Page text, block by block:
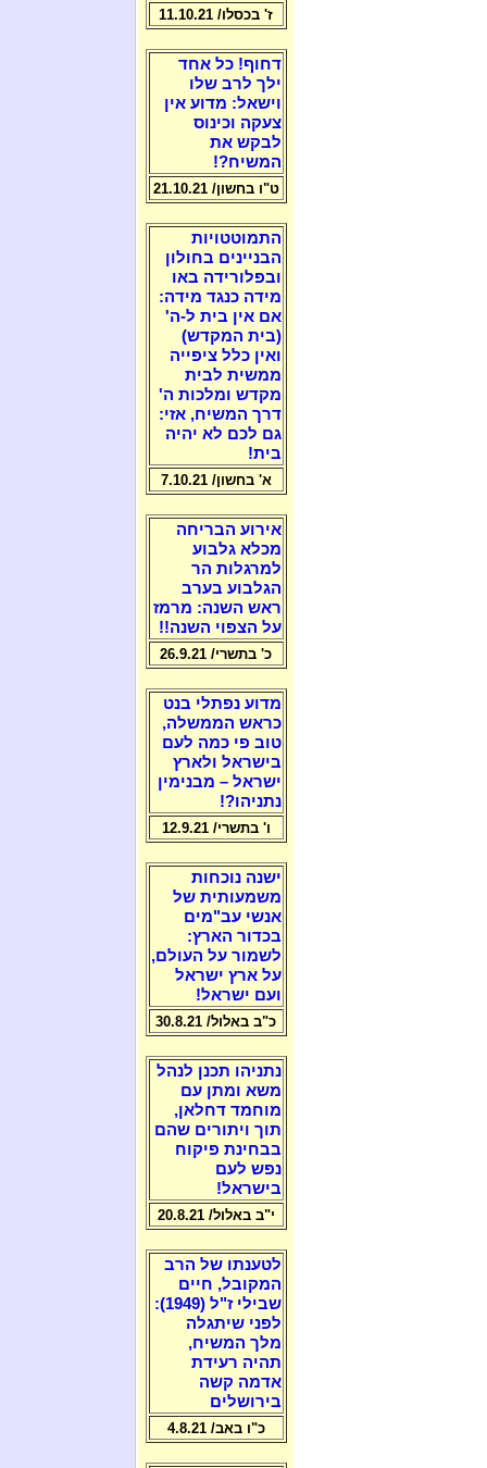
ז' בכסלו/ 11.10.21
דחוף! כל אחד
ילך לרב שלו
וישאל: מדוע אין
צעקה וכינוס
לבקש את
המשיח?!
ט"ו בחשון/ 21.10.21
התמוטטויות
הבניינים בחולון
ובפלורידה באו
מידה כנגד מידה:
אם אין בית ל-ה'
(בית המקדש)
ואין כלל ציפייה
ממשית לבית
מקדש ומלכות ה'
דרך המשיח, אזי:
גם לכם לא יהיה
בית!
א' בחשון/ 7.10.21
אירוע הבריחה
מכלא גלבוע
למרגלות הר
הגלבוע בערב
ראש השנה: מרמז
על הצפוי השנה!!
כ' בתשרי/ 26.9.21
מדוע נפתלי בנט
כראש הממשלה,
טוב פי כמה לעם
בישראל ולארץ
ישראל – מבנימין
נתניהו?!
ו' בתשרי/ 12.9.21
ישנה נוכחות
משמעותית של
אנשי עב"מים
בכדור הארץ:
לשמור על העולם,
על ארץ ישראל
ועם ישראל!
כ"ב באלול/ 30.8.21
נתניהו תכנן לנהל
משא ומתן עם
מוחמד דחלאן,
תוך ויתורים שהם
בבחינת פיקוח
נפש לעם
בישראל!
י"ב באלול/ 20.8.21
לטענתו של הרב
המקובל, חיים
שבילי ז"ל (1949):
לפני שיתגלה
מלך המשיח,
תהיה רעידת
אדמה קשה
בירושלים
כ"ו באב/ 4.8.21